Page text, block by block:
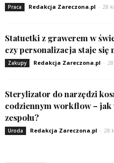
Praca Redakcja Zareczona.pl - 28
Statuetki z grawerem w
czy personalizacja staje się
Zakupy Redakcja Zareczona.pl -
Sterylizator do narzędzi
codziennym workflow – jak
zespołu?
Uroda Redakcja Zareczona.pl - 28